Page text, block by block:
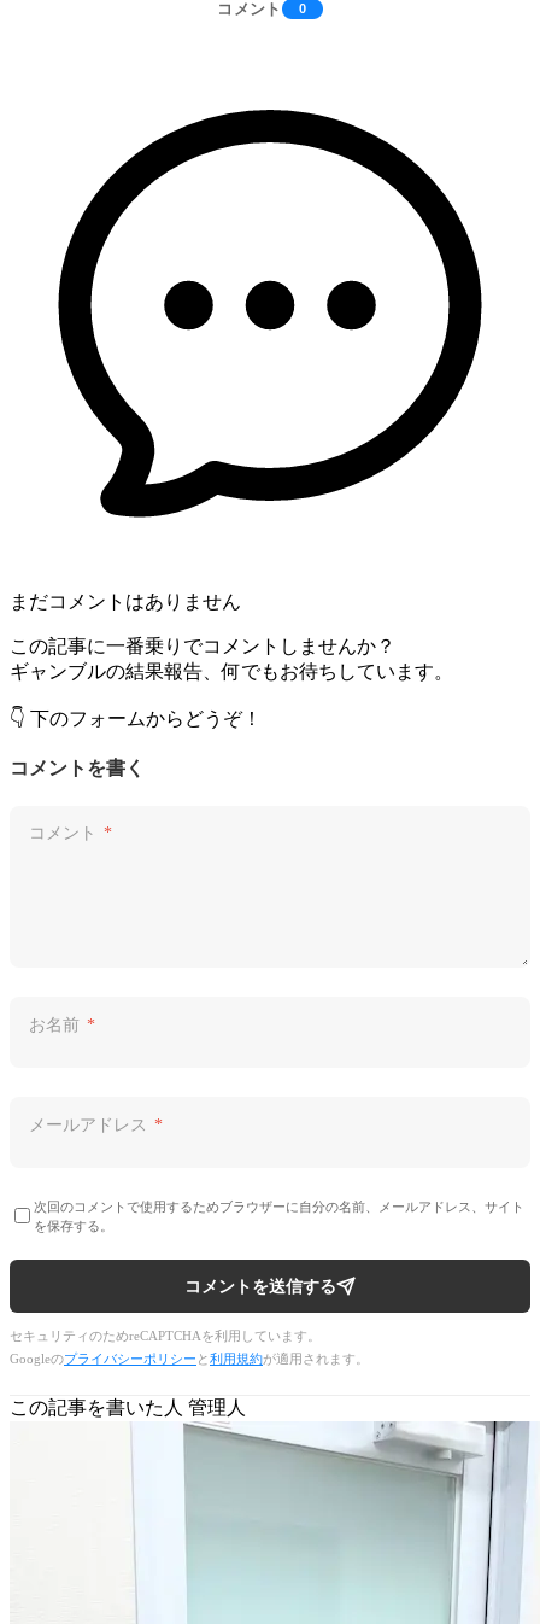
コメント 0
まだコメントはありません
この記事に一番乗りでコメントしませんか？
ギャンブルの結果報告、何でもお待ちしています。
👇 下のフォームからどうぞ！
コメントを書く
コメント *
お名前 *
メールアドレス *
次回のコメントで使用するためブラウザーに自分の名前、メールアドレス、サイト
を保存する。
コメントを送信する
セキュリティのためreCAPTCHAを利用しています。
Googleのプライバシーポリシー と利用規約が適用されます。
この記事を書いた人 管理人